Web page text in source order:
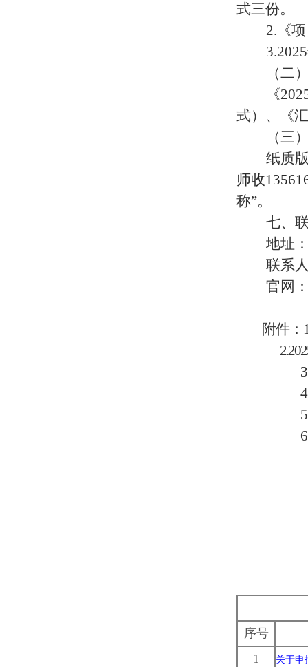
式三份。
2. 《
3.2025
（二
《
式）、
《
（三
纸质
师收
称”。
七、
地址
联系
官网
附件：
序号
1
关于申